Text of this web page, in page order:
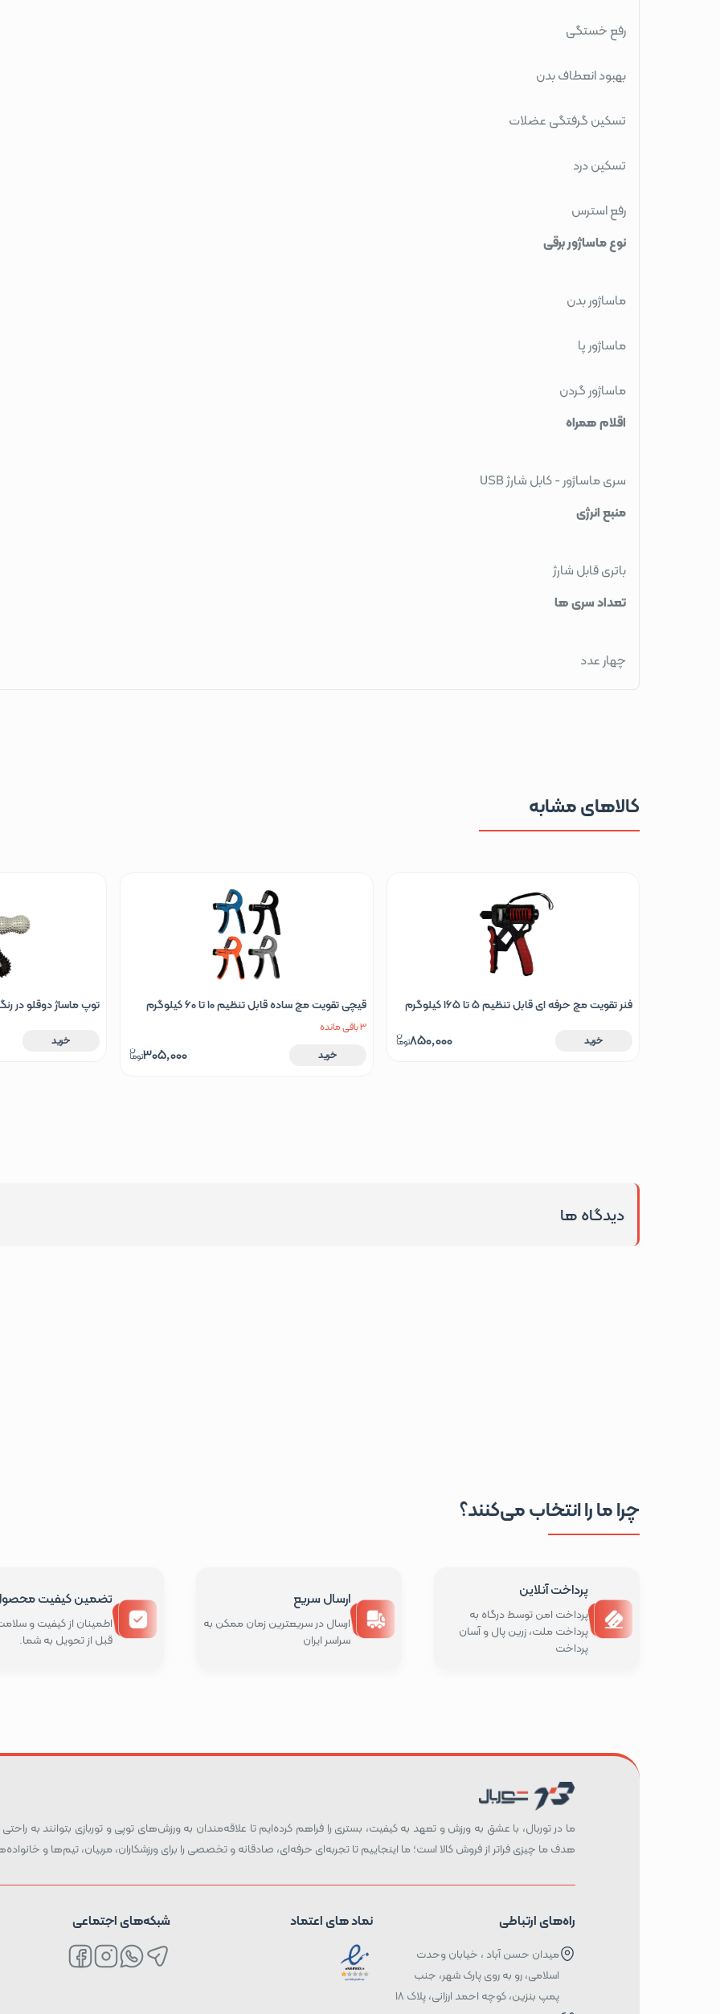
رفع خستگی
بهبود انعطاف بدن
تسکین گرفتگی عضلات
تسکین درد
رفع استرس
نوع ماساژور برقی
ماساژور بدن
ماساژور پا
ماساژور گردن
اقلام همراه
سری ماساژور - کابل شارژ USB
منبع انرژی
باتری قابل شارژ
تعداد سری ها
چهار عدد
کالاهای مشابه
قیچی تقویت مچ ساده قابل تنظیم 10 تا 60 کیلوگرم
توپ ماساژ دوقلو در رنگ های آبی قرمز طوسی مشکی
صورتی
گریپستر اورجینال
خرید
دیدگاه ها
چرا ما را انتخاب می‌کنند؟
پرداخت آنلاین
پرداخت امن توسط درگاه به
پرداخت ملت، زرین پال و آسان
پرداخت
ارسال سریع
ارسال در سریعترین زمان ممکن به
سراسر ایران
تضمین کیفیت
اطمینان از کیفیت و
قبل از تحویل به شما.
ما در توربال، با عشق به ورزش و تعهد به کیفیت، بستری را فراهم کرده‌ایم تا علاقه‌مندان به ورزش‌های توپی و توربازی بتوانند به
هدف ما چیزی فراتر از فروش کالا است؛ ما اینجاییم تا تجربه‌ای حرفه‌ای، صادقانه و تخصصی را برای ورزشکاران، مربیان، تیم‌ها و
راه‌های ارتباطی
میدان حسن آباد ، خیابان وحدت
اسلامی، رو به روی پارک شهر، جنب
پمپ بنزین، کوچه احمد ارزانی، پلاک ۱۸
نماد های اعتماد شبکه‌های اجتماعی